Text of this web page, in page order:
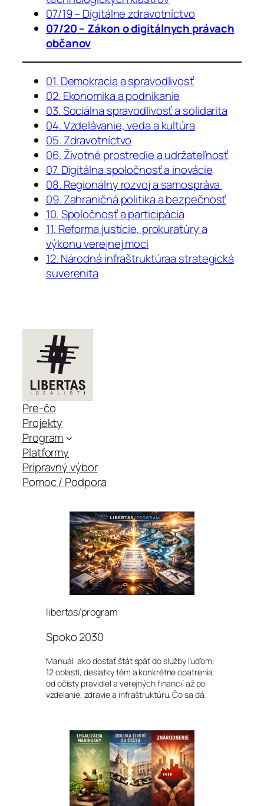
07/19 – Digitálne zdravotníctvo
07/20 – Zákon o digitálnych právach
občanov
01. Demokracia a spravodlivosť
02. Ekonomika a podnikanie
03. Sociálna spravodlivosť a solidarita
04. Vzdelávanie, veda a kultúra
05. Zdravotníctvo
06. Životné prostredie a udržateľnosť
07. Digitálna spoločnosť a inovácie
08. Regionálny rozvoj a samospráva
09. Zahraničná politika a bezpečnosť
10. Spoločnosť a participácia
11. Reforma justície, prokuratúry a
výkonu verejnej moci
12. Národná infraštruktúraa strategická
suverenita
Pre-čo
Projekty
Program
Platformy
Prípravný výbor
Pomoc / Podpora
libertas/program
Spoko 2030
Manuál, ako dostať štát späť do služby ľuďom:
12 oblastí, desiatky tém a konkrétne opatrenia.
od očisty pravidiel a verejných financií až po
vzdelanie, zdravie a infraštruktúru. Čo sa dá.